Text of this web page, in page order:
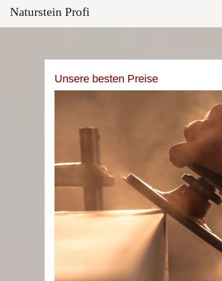
Naturstein Profi
Unsere besten Preise